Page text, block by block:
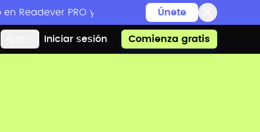
Readever PRO y eventos de lectura exclusivos
Únete
Iniciar sesión Comienza gratis